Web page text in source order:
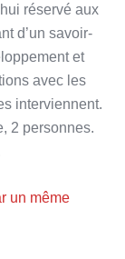
réservé aux
d’un savoir-
et
avec les
interviennent.
2 personnes.
un même